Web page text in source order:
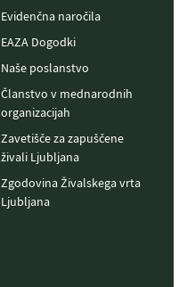
Evidenčna naročila
EAZA Dogodki
Naše poslanstvo
Članstvo v mednarodnih
organizacijah
Zavetišče za zapuščene
živali Ljubljana
Zgodovina Živalskega vrta
Ljubljana